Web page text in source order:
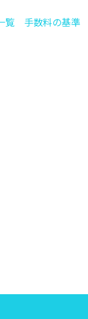
覧 手数料の基準